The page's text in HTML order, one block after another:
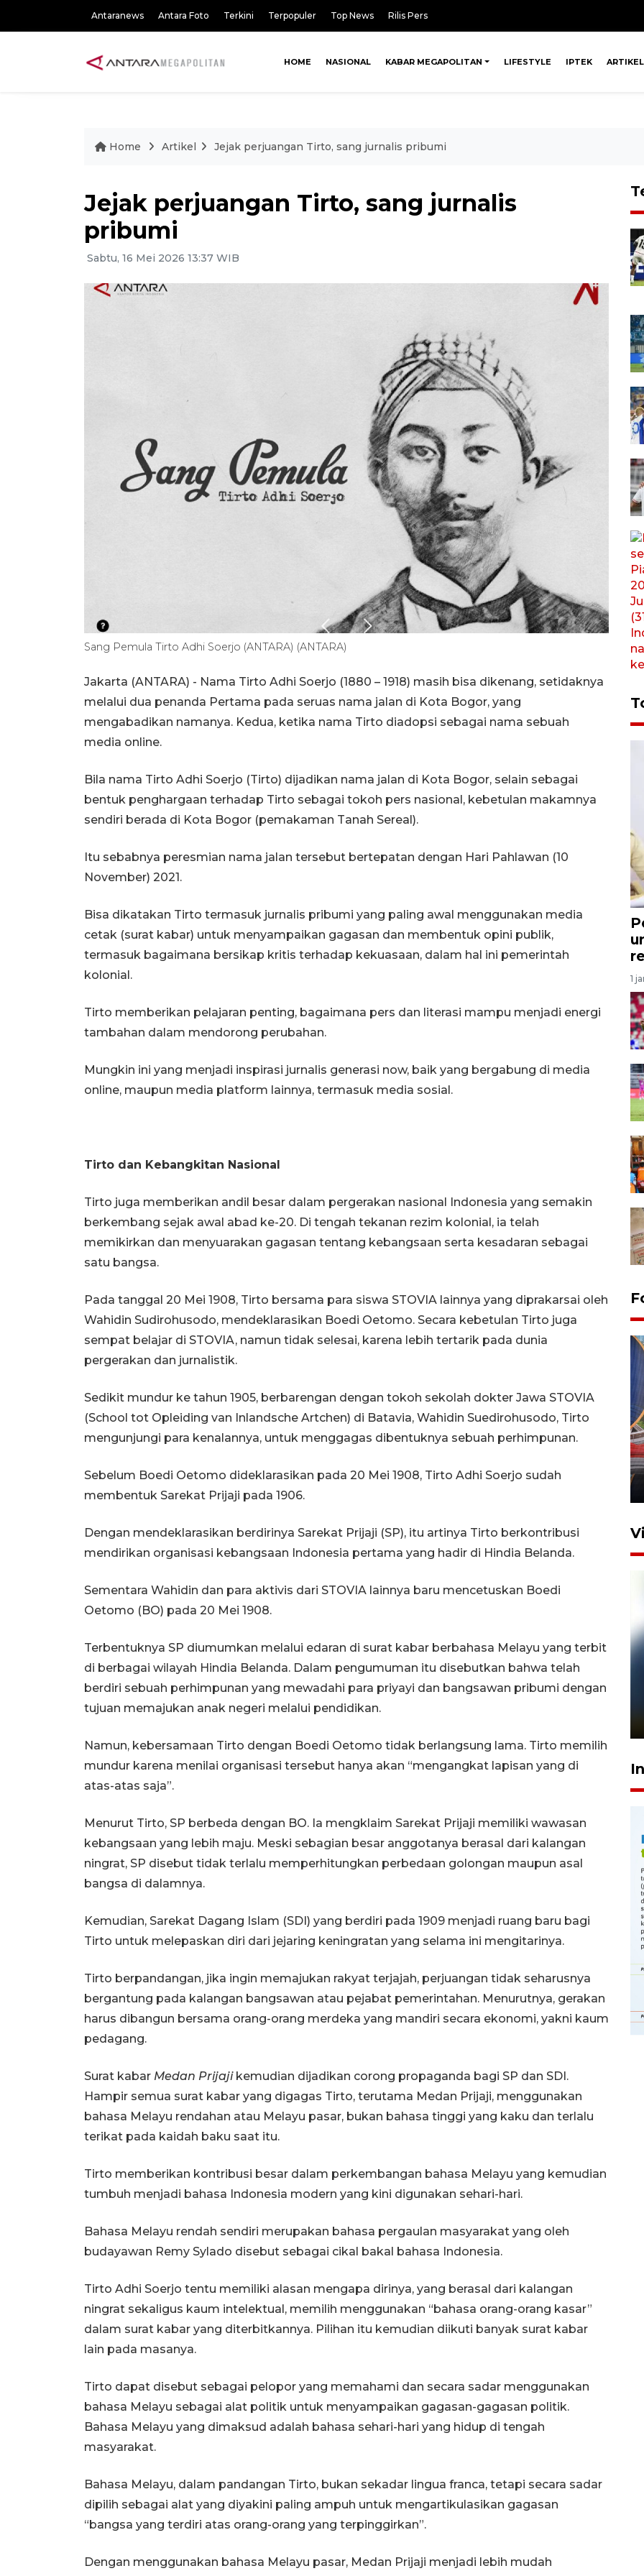
Antaranews Antara Foto Terkini Terpopuler Top News Rilis Pers
HOME NASIONAL KABAR MEGAPOLITAN LIFESTYLE IPTEK ARTIKEL
Home Artikel Jejak perjuangan Tirto, sang jurnalis pribumi
Jejak perjuangan Tirto, sang jurnalis
pribumi
Sabtu, 16 Mei 2026 13:37 WIB
Sang Pemula Tirto Adhi Soerjo (ANTARA) (ANTARA)
Jakarta (ANTARA) - Nama Tirto Adhi Soerjo (1880 – 1918) masih bisa dikenang, setidaknya
melalui dua penanda Pertama pada seruas nama jalan di Kota Bogor, yang
mengabadikan namanya. Kedua, ketika nama Tirto diadopsi sebagai nama sebuah
media online.
Bila nama Tirto Adhi Soerjo (Tirto) dijadikan nama jalan di Kota Bogor, selain sebagai
bentuk penghargaan terhadap Tirto sebagai tokoh pers nasional, kebetulan makamnya
sendiri berada di Kota Bogor (pemakaman Tanah Sereal).
Itu sebabnya peresmian nama jalan tersebut bertepatan dengan Hari Pahlawan (10
November) 2021.
Bisa dikatakan Tirto termasuk jurnalis pribumi yang paling awal menggunakan media
cetak (surat kabar) untuk menyampaikan gagasan dan membentuk opini publik,
termasuk bagaimana bersikap kritis terhadap kekuasaan, dalam hal ini pemerintah
kolonial.
Tirto memberikan pelajaran penting, bagaimana pers dan literasi mampu menjadi energi
tambahan dalam mendorong perubahan.
Mungkin ini yang menjadi inspirasi jurnalis generasi now, baik yang bergabung di media
online, maupun media platform lainnya, termasuk media sosial.
Tirto dan Kebangkitan Nasional
Tirto juga memberikan andil besar dalam pergerakan nasional Indonesia yang semakin
berkembang sejak awal abad ke-20. Di tengah tekanan rezim kolonial, ia telah
memikirkan dan menyuarakan gagasan tentang kebangsaan serta kesadaran sebagai
satu bangsa.
Pada tanggal 20 Mei 1908, Tirto bersama para siswa STOVIA lainnya yang diprakarsai oleh
Wahidin Sudirohusodo, mendeklarasikan Boedi Oetomo. Secara kebetulan Tirto juga
sempat belajar di STOVIA, namun tidak selesai, karena lebih tertarik pada dunia
pergerakan dan jurnalistik.
Sedikit mundur ke tahun 1905, berbarengan dengan tokoh sekolah dokter Jawa STOVIA
(School tot Opleiding van Inlandsche Artchen) di Batavia, Wahidin Suedirohusodo, Tirto
mengunjungi para kenalannya, untuk menggagas dibentuknya sebuah perhimpunan.
Sebelum Boedi Oetomo dideklarasikan pada 20 Mei 1908, Tirto Adhi Soerjo sudah
membentuk Sarekat Prijaji pada 1906.
Dengan mendeklarasikan berdirinya Sarekat Prijaji (SP), itu artinya Tirto berkontribusi
mendirikan organisasi kebangsaan Indonesia pertama yang hadir di Hindia Belanda.
Sementara Wahidin dan para aktivis dari STOVIA lainnya baru mencetuskan Boedi
Oetomo (BO) pada 20 Mei 1908.
Terbentuknya SP diumumkan melalui edaran di surat kabar berbahasa Melayu yang terbit
di berbagai wilayah Hindia Belanda. Dalam pengumuman itu disebutkan bahwa telah
berdiri sebuah perhimpunan yang mewadahi para priyayi dan bangsawan pribumi dengan
tujuan memajukan anak negeri melalui pendidikan.
Namun, kebersamaan Tirto dengan Boedi Oetomo tidak berlangsung lama. Tirto memilih
mundur karena menilai organisasi tersebut hanya akan “mengangkat lapisan yang di
atas-atas saja”.
Menurut Tirto, SP berbeda dengan BO. Ia mengklaim Sarekat Prijaji memiliki wawasan
kebangsaan yang lebih maju. Meski sebagian besar anggotanya berasal dari kalangan
ningrat, SP disebut tidak terlalu memperhitungkan perbedaan golongan maupun asal
bangsa di dalamnya.
Kemudian, Sarekat Dagang Islam (SDI) yang berdiri pada 1909 menjadi ruang baru bagi
Tirto untuk melepaskan diri dari jejaring keningratan yang selama ini mengitarinya.
Tirto berpandangan, jika ingin memajukan rakyat terjajah, perjuangan tidak seharusnya
bergantung pada kalangan bangsawan atau pejabat pemerintahan. Menurutnya, gerakan
harus dibangun bersama orang-orang merdeka yang mandiri secara ekonomi, yakni kaum
pedagang.
Surat kabar Medan Prijaji kemudian dijadikan corong propaganda bagi SP dan SDI.
Hampir semua surat kabar yang digagas Tirto, terutama Medan Prijaji, menggunakan
bahasa Melayu rendahan atau Melayu pasar, bukan bahasa tinggi yang kaku dan terlalu
terikat pada kaidah baku saat itu.
Tirto memberikan kontribusi besar dalam perkembangan bahasa Melayu yang kemudian
tumbuh menjadi bahasa Indonesia modern yang kini digunakan sehari-hari.
Bahasa Melayu rendah sendiri merupakan bahasa pergaulan masyarakat yang oleh
budayawan Remy Sylado disebut sebagai cikal bakal bahasa Indonesia.
Tirto Adhi Soerjo tentu memiliki alasan mengapa dirinya, yang berasal dari kalangan
ningrat sekaligus kaum intelektual, memilih menggunakan “bahasa orang-orang kasar”
dalam surat kabar yang diterbitkannya. Pilihan itu kemudian diikuti banyak surat kabar
lain pada masanya.
Tirto dapat disebut sebagai pelopor yang memahami dan secara sadar menggunakan
bahasa Melayu sebagai alat politik untuk menyampaikan gagasan-gagasan politik.
Bahasa Melayu yang dimaksud adalah bahasa sehari-hari yang hidup di tengah
masyarakat.
Bahasa Melayu, dalam pandangan Tirto, bukan sekadar lingua franca, tetapi secara sadar
dipilih sebagai alat yang diyakini paling ampuh untuk mengartikulasikan gagasan
“bangsa yang terdiri atas orang-orang yang terpinggirkan”.
Dengan menggunakan bahasa Melayu pasar, Medan Prijaji menjadi lebih mudah
1
Komisi V DPR tinjau
perlintasan sebidang di
12 Juni 2026 18:49
Pelanggan Filaha Farm setia
jalanan Jakarta
2026-08-05 18:00:00